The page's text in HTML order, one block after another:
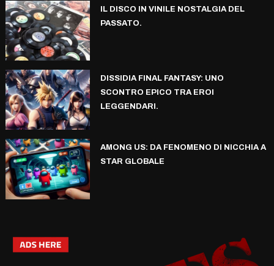
IL DISCO IN VINILE NOSTALGIA DEL
PASSATO.
DISSIDIA FINAL FANTASY: UNO
SCONTRO EPICO TRA EROI
LEGGENDARI.
AMONG US: DA FENOMENO DI NICCHIA A
STAR GLOBALE